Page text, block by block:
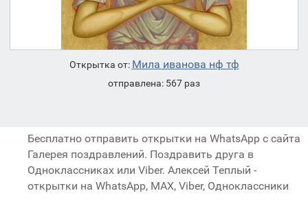
Открытка от: Мила иванова нф тф
отправлена: 567 раз
Бесплатно отправить открытки на WhatsApp с сайта
Галерея поздравлений. Поздравить друга в
Одноклассниках или Viber. Алексей Теплый -
открытки на WhatsApp, MAX, Viber, Одноклассники